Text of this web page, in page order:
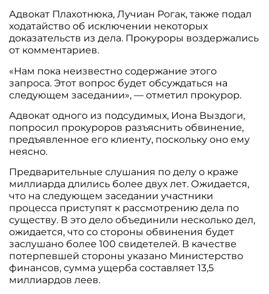
Адвокат Плахотнюка, Лучиан Рогак, также подал
ходатайство об исключении некоторых
доказательств из дела. Прокуроры воздержались
от комментариев.
«Нам пока неизвестно содержание этого
запроса. Этот вопрос будет обсуждаться на
следующем заседании», — отметил прокурор.
Адвокат одного из подсудимых, Иона Выздоги,
попросил прокуроров разъяснить обвинение,
предъявленное его клиенту, поскольку оно ему
неясно.
Предварительные слушания по делу о краже
миллиарда длились более двух лет. Ожидается,
что на следующем заседании участники
процесса приступят к рассмотрению дела по
существу. В это дело объединили несколько дел,
ожидается, что со стороны обвинения будет
заслушано более 100 свидетелей. В качестве
потерпевшей стороны указано Министерство
финансов, сумма ущерба составляет 13,5
миллиардов леев.